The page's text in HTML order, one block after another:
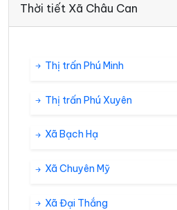
Thời tiết Xã Châu Can
Thị trấn Phú Minh
Thị trấn Phú Xuyên
Xã Bạch Hạ
Xã Chuyên Mỹ
Xã Đại Thắng